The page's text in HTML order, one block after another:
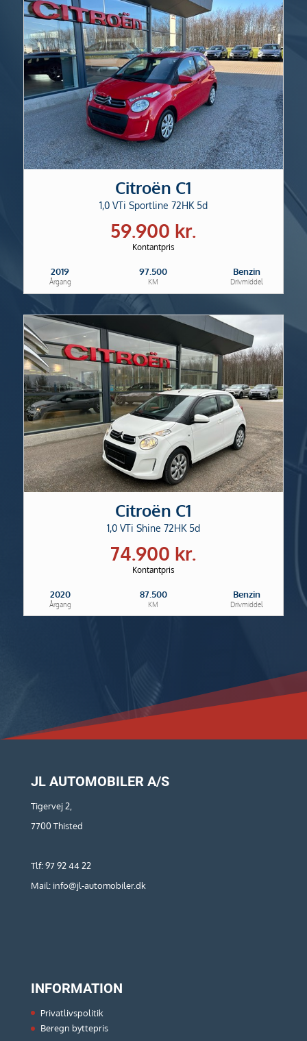
Citroën C1
1,0 VTi Sportline 72HK 5d
59.900 kr.
Kontantpris
2019
Årgang
97.500
KM
Benzin
Drivmiddel
Citroën C1
1,0 VTi Shine 72HK 5d
74.900 kr.
Kontantpris
2020
Årgang
87.500
KM
Benzin
Drivmiddel
JL AUTOMOBILER A/S
Tigervej 2,
7700 Thisted
Tlf: 97 92 44 22
Mail: info@jl-automobiler.dk
INFORMATION
Privatlivspolitik
Beregn byttepris